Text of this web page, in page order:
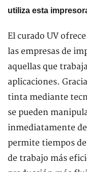
utiliza esta
El curado UV
las empresas de
aquellas que
aplicaciones.
tinta mediante
se pueden
inmediatamente
permite tiempos
de trabajo más